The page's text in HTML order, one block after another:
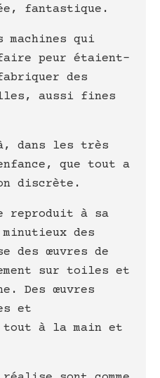
fantastique.
machines qui
peur étaient-
des
aussi fines
dans les très
que tout a
discrète.
reproduit à sa
des
des œuvres de
sur toiles et
Des œuvres
et
à la main et